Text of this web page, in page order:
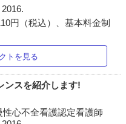
円（税込）、基本料金制
トを見る
ンスを紹介します!
心不全看護認定看護師